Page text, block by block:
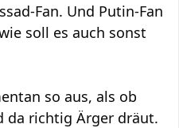
Fan. Und Putin-Fan
soll es auch sonst
so aus, als ob
da richtig Ärger dräut.